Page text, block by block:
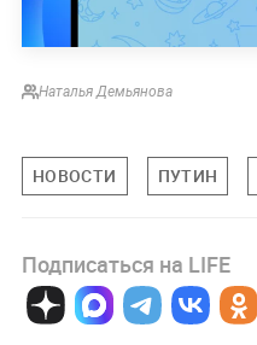
Наталья Демьянова
НОВОСТИ ПУТИН
Подписаться на LIFE